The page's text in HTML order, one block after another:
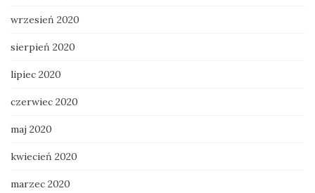
wrzesień 2020
sierpień 2020
lipiec 2020
czerwiec 2020
maj 2020
kwiecień 2020
marzec 2020